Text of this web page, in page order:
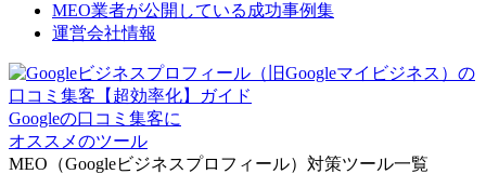
MEO業者が公開している成功事例集
運営会社情報
Googleの口コミ集客に
オススメのツール
MEO（Googleビジネスプロフィール）対策ツール一覧